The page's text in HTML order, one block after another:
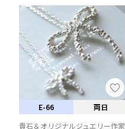
E-66
両日
貴石＆オリジナルジュエリー作家